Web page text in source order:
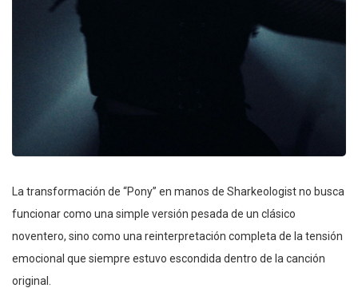
La transformación de “Pony” en manos de Sharkeologist no busca
funcionar como una simple versión pesada de un clásico
noventero, sino como una reinterpretación completa de la tensión
emocional que siempre estuvo escondida dentro de la canción
original.